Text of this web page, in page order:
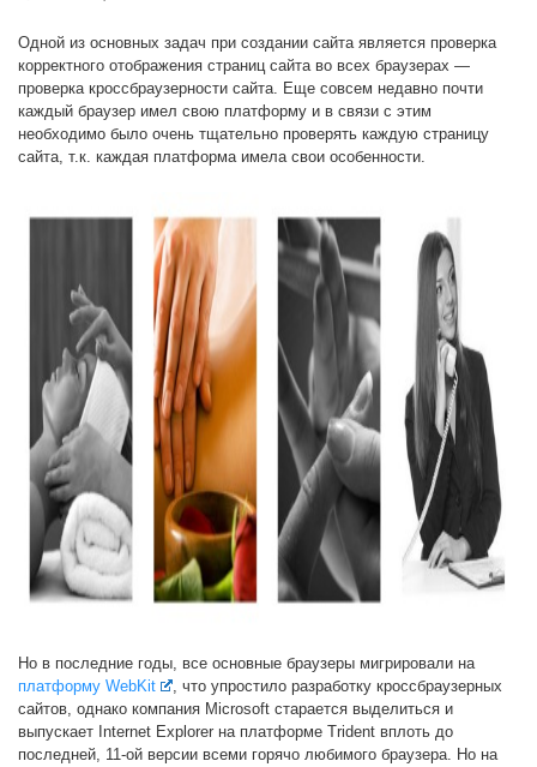
Одной из основных задач при создании сайта является проверка
корректного отображения страниц сайта во всех браузерах —
проверка кроссбраузерности сайта. Еще совсем недавно почти
каждый браузер имел свою платформу и в связи с этим
необходимо было очень тщательно проверять каждую страницу
сайта, т.к. каждая платформа имела свои особенности.
Но в последние годы, все основные браузеры мигрировали на
платформу WebKit
, что упростило разработку кроссбраузерных
сайтов, однако компания Microsoft старается выделиться и
выпускает Internet Explorer на платформе Trident вплоть до
последней, 11-ой версии всеми горячо любимого браузера. Но на